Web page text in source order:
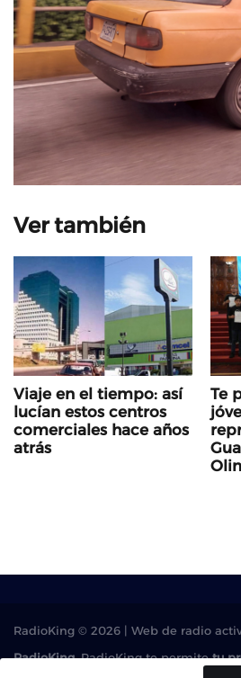
Ver también
Viaje en el tiempo: así
lucían estos centros
comerciales hace años
atrás
Te
RadioKing © 2026 | Web de radio
RadioKing. RadioKing te permitetu